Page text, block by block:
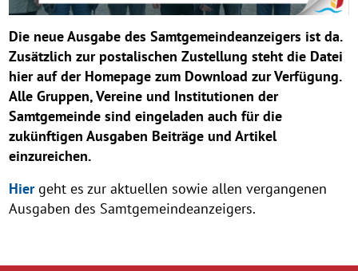
Die neue Ausgabe des Samtgemeindeanzeigers ist da.
Zusätzlich zur postalischen Zustellung steht die Datei
hier auf der Homepage zum Download zur Verfügung.
Alle Gruppen, Vereine und Institutionen der
Samtgemeinde sind eingeladen auch für die
zukünftigen Ausgaben Beiträge und Artikel
einzureichen.
Hiergeht es zur aktuellen sowie allen vergangenen
Ausgaben des Samtgemeindeanzeigers.